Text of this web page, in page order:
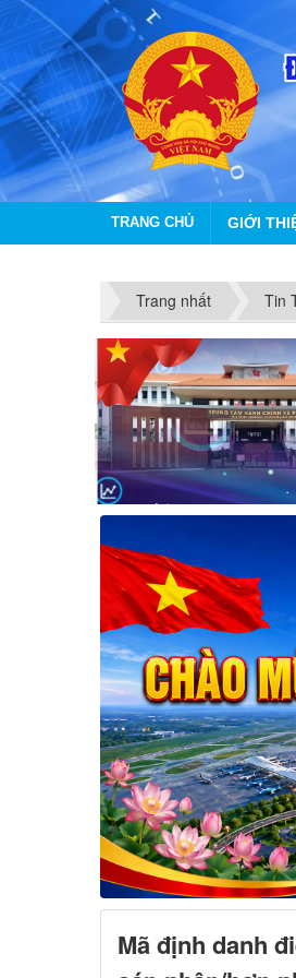
TRANG CHỦ GIỚI
Trang nhất
Tin
Mã định danh